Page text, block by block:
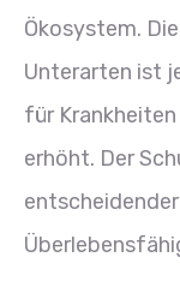
Ökosystem.
Unterarten ist
für
erhöht. Der